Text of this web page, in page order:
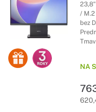
/ M.2
bez
NA